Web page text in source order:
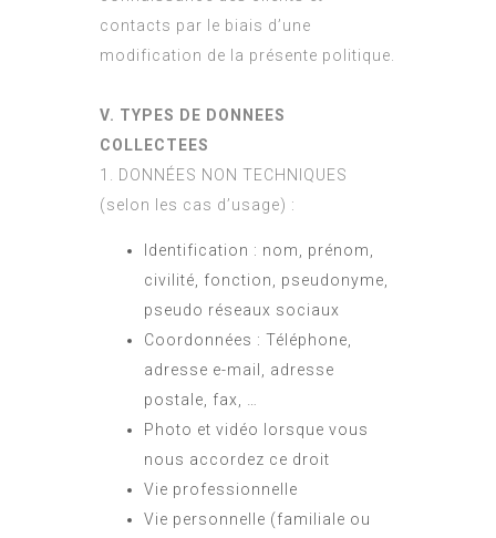
contacts par le biais d’une
modification de la présente politique.
V. TYPES DE DONNEES
COLLECTEES
1. DONNÉES NON TECHNIQUES
(selon les cas d’usage) :
Identification : nom, prénom,
civilité, fonction, pseudonyme,
pseudo réseaux sociaux
Coordonnées : Téléphone,
adresse e-mail, adresse
postale, fax, …
Photo et vidéo lorsque vous
nous accordez ce droit
Vie professionnelle
Vie personnelle (familiale ou